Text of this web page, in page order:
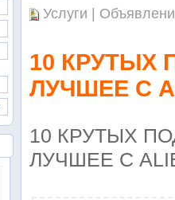
Услуги |
10 КРУТЫХ
ЛУЧШЕЕ С
10 КРУТЫХ
ЛУЧШЕЕ С